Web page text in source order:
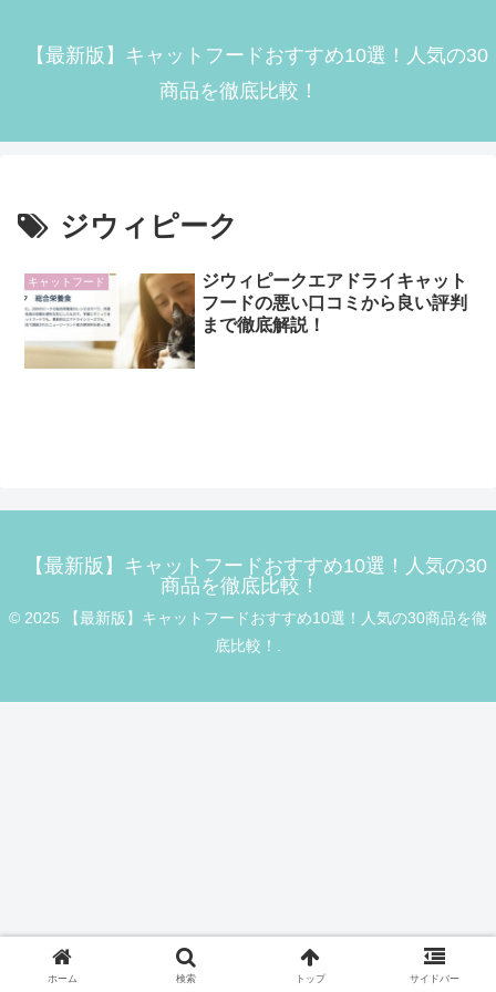
【最新版】キャットフードおすすめ10選！人気の30
商品を徹底比較！
ジウィピーク
キャットフード
ジウィピークエアドライキャット
フードの悪い口コミから良い評判
まで徹底解説！
【最新版】キャットフードおすすめ10選！人気の30
商品を徹底比較！
© 2025 【最新版】キャットフードおすすめ10選！人気の30商品を徹
底比較！.
ホーム 検索 トップ サイドバー